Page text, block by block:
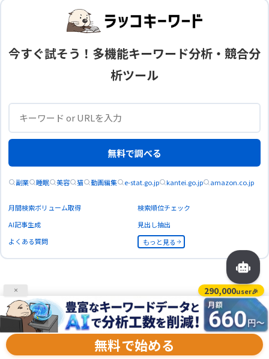
今すぐ試そう！多機能キーワード分析・競合分
析ツール
無料で調べる
副業 睡眠 美容 猫 動画編集 e-stat.go.jp kantei.go.jp amazon.co.jp
月間検索ボリューム取得
検索順位チェック
AI記事生成
見出し抽出
よくある質問
もっと見る
ユーザーの求めるコンテンツが作れる
ラッコキーワード
× 290,000user🎉
無料で始める